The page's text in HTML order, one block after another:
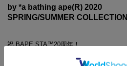
by *a bathing ape(R) 2020
SPRING/SUMMER COLLECTION
祝 BAPE STA™20周年！
ママ／キッズ／ジュニア／ベビー